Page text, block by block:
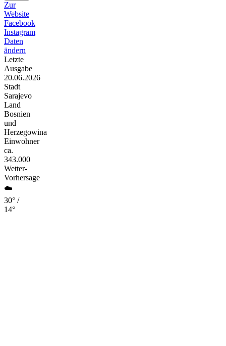
Zur
Website
Facebook
Instagram
Daten
ändern
Letzte
Ausgabe
20.06.2026
Stadt
Sarajevo
Land
Bosnien
und
Herzegowina
Einwohner
ca.
343.000
Wetter-
Vorhersage
☁️
30° /
14°